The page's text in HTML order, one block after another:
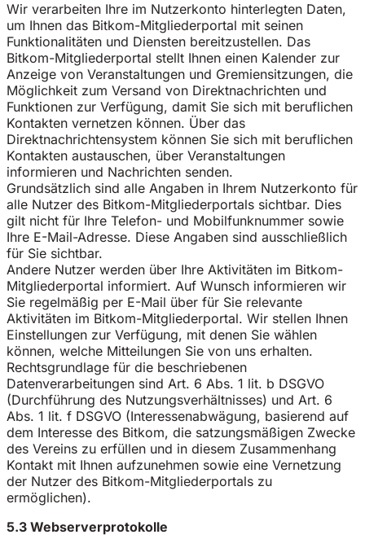
Wir verarbeiten Ihre im Nutzerkonto hinterlegten Daten,
um Ihnen das Bitkom-Mitgliederportal mit seinen
Funktionalitäten und Diensten bereitzustellen. Das
Bitkom-Mitgliederportal stellt Ihnen einen Kalender zur
Anzeige von Veranstaltungen und Gremiensitzungen, die
Möglichkeit zum Versand von Direktnachrichten und
Funktionen zur Verfügung, damit Sie sich mit beruflichen
Kontakten vernetzen können. Über das
Direktnachrichtensystem können Sie sich mit beruflichen
Kontakten austauschen, über Veranstaltungen
informieren und Nachrichten senden.
Grundsätzlich sind alle Angaben in Ihrem Nutzerkonto für
alle Nutzer des Bitkom-Mitgliederportals sichtbar. Dies
gilt nicht für Ihre Telefon- und Mobilfunknummer sowie
Ihre E-Mail-Adresse. Diese Angaben sind ausschließlich
für Sie sichtbar.
Andere Nutzer werden über Ihre Aktivitäten im Bitkom-
Mitgliederportal informiert. Auf Wunsch informieren wir
Sie regelmäßig per E-Mail über für Sie relevante
Aktivitäten im Bitkom-Mitgliederportal. Wir stellen Ihnen
Einstellungen zur Verfügung, mit denen Sie wählen
können, welche Mitteilungen Sie von uns erhalten.
Rechtsgrundlage für die beschriebenen
Datenverarbeitungen sind Art. 6 Abs. 1 lit. b DSGVO
(Durchführung des Nutzungsverhältnisses) und Art. 6
Abs. 1 lit. f DSGVO (Interessenabwägung, basierend auf
dem Interesse des Bitkom, die satzungsmäßigen Zwecke
des Vereins zu erfüllen und in diesem Zusammenhang
Kontakt mit Ihnen aufzunehmen sowie eine Vernetzung
der Nutzer des Bitkom-Mitgliederportals zu
ermöglichen).
5.3 Webserverprotokolle